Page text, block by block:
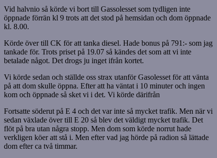
Vid halvnio så körde vi bort till Gassolesset som tydligen inte
öppnade förrän kl 9 trots att det stod på hemsidan och dom öppnade
kl. 8.00.
Körde över till CK för att tanka diesel. Hade bonus på 791:- som jag
tankade för. Trots priset på 19.07 så kändes det som att vi inte
betalade något. Det drogs ju inget ifrån kortet.
Vi körde sedan och ställde oss strax utanför Gasolesset för att vänta
på att dom skulle öppna. Efter att ha väntat i 10 minuter och ingen
kom och öppnade så sket vi i det. Vi körde därifrån
Fortsatte söderut på E 4 och det var inte så mycket trafik. Men när vi
sedan växlade över till E 20 så blev det väldigt mycket trafik. Det
flöt på bra utan några stopp. Men dom som körde norrut hade
verkligen köer att stå i. Men efter vad jag hörde på radion så lättade
dom efter ca två timmar.